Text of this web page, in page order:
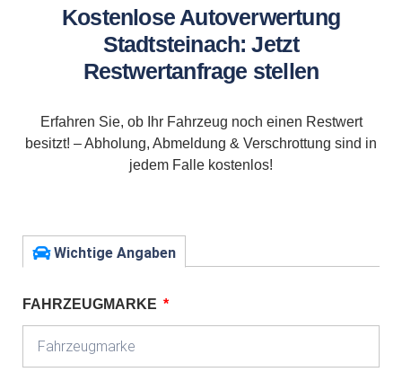
Kostenlose Autoverwertung
Stadtsteinach: Jetzt
Restwertanfrage stellen
Erfahren Sie, ob Ihr Fahrzeug noch einen Restwert
besitzt! – Abholung, Abmeldung & Verschrottung sind in
jedem Falle kostenlos!
Wichtige Angaben
FAHRZEUGMARKE